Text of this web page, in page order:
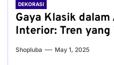
DEKORASI
Gaya Klasik
Interior: Tren yang
Shopluba May 1, 2025